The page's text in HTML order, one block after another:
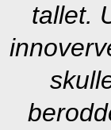
tallet.